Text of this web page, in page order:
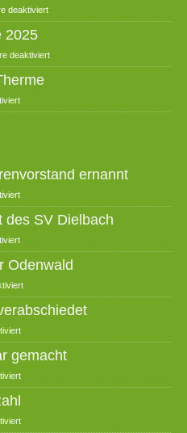
deaktiviert
2025
deaktiviert
ernannt
des SV Dielbach
Odenwald
gemacht